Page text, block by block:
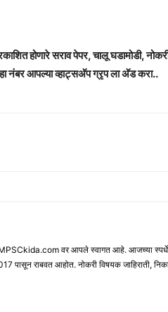
होणारे सराव पेपर, चालू घडामोडी,
नंबर आपल्या व्हाट्सअ‍ॅप ग्रृप ला अ‍ॅड करा..
MPSCkida.com वर आपले स्वागत आहे. आजच्या
पासून राबवत आहोत. नोकरी विषयक जाहिराती,